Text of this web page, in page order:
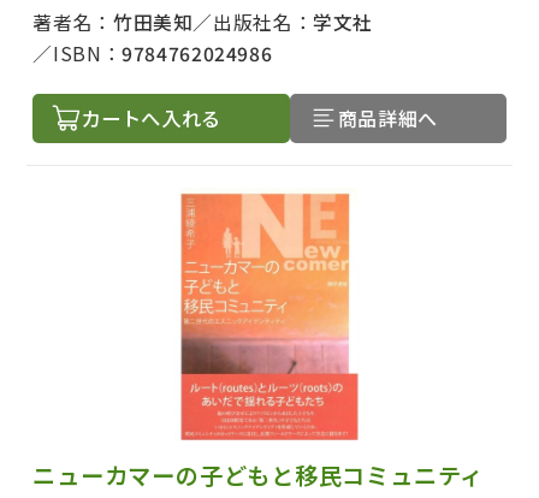
著者名： 竹田美知 出版社名：学文社
ISBN：9784762024986
カートへ入れる 商品詳細へ
ニューカマーの子どもと移民コミュニティ